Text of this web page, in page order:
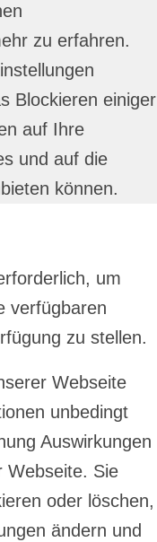
zu erfahren.
Blockieren einiger
auf Ihre
und auf die
können.
um
verfügbaren
zu stellen.
Webseite
unbedingt
Auswirkungen
Webseite. Sie
oder löschen,
ändern und